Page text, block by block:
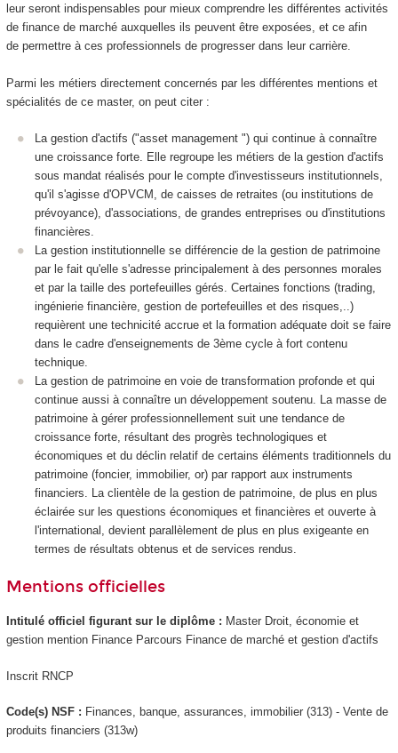
leur seront indispensables pour mieux comprendre les différentes activités
de finance de marché auxquelles ils peuvent être exposées, et ce afin
de permettre à ces professionnels de progresser dans leur carrière.
Parmi les métiers directement concernés par les différentes mentions et
spécialités de ce master, on peut citer :
La gestion d'actifs ("asset management ") qui continue à connaître
une croissance forte. Elle regroupe les métiers de la gestion d'actifs
sous mandat réalisés pour le compte d'investisseurs institutionnels,
qu'il s'agisse d'OPVCM, de caisses de retraites (ou institutions de
prévoyance), d'associations, de grandes entreprises ou d'institutions
financières.
La gestion institutionnelle se différencie de la gestion de patrimoine
par le fait qu'elle s'adresse principalement à des personnes morales
et par la taille des portefeuilles gérés. Certaines fonctions (trading,
ingénierie financière, gestion de portefeuilles et des risques,..)
requièrent une technicité accrue et la formation adéquate doit se faire
dans le cadre d'enseignements de 3ème cycle à fort contenu
technique.
La gestion de patrimoine en voie de transformation profonde et qui
continue aussi à connaître un développement soutenu. La masse de
patrimoine à gérer professionnellement suit une tendance de
croissance forte, résultant des progrès technologiques et
économiques et du déclin relatif de certains éléments traditionnels du
patrimoine (foncier, immobilier, or) par rapport aux instruments
financiers. La clientèle de la gestion de patrimoine, de plus en plus
éclairée sur les questions économiques et financières et ouverte à
l'international, devient parallèlement de plus en plus exigeante en
termes de résultats obtenus et de services rendus.
Mentions officielles
Intitulé officiel figurant sur le diplôme : Master Droit, économie et
gestion mention Finance Parcours Finance de marché et gestion d'actifs
Inscrit RNCP
Code(s) NSF : Finances, banque, assurances, immobilier (313) - Vente de
produits financiers (313w)